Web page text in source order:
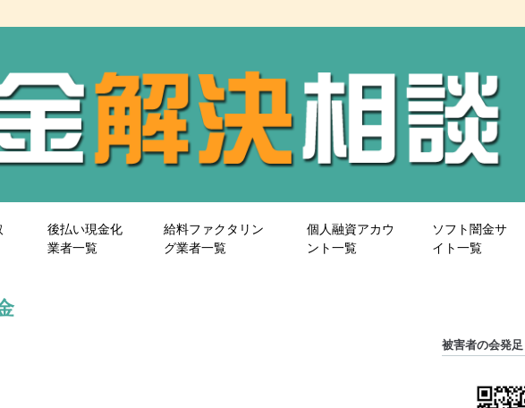
後払い現金化
業者一覧
給料ファクタリン
グ業者一覧
個人融資アカウ
ント一覧
ソフト闇金サ
イト一覧
被害者の会発足